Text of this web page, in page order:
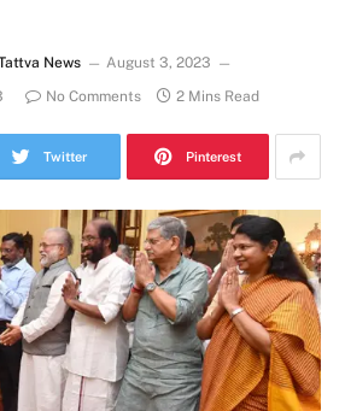
News
August 3, 2023
No Comments 2 Mins Read
Twitter Pinterest